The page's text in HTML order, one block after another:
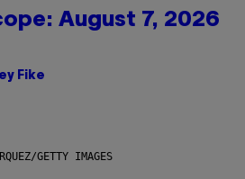
August 7, 2026
Fike
GETTY IMAGES